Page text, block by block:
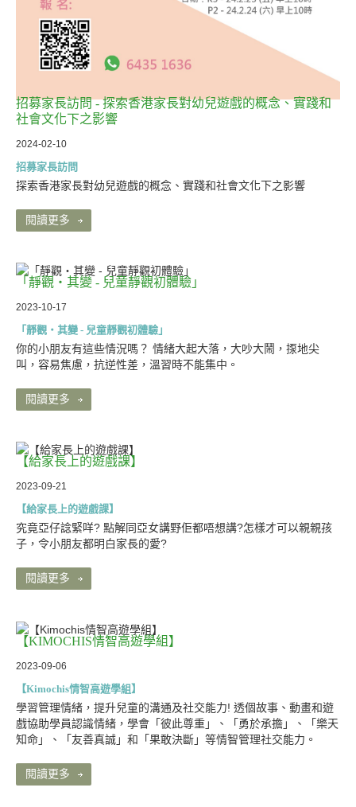
招募家長訪問 - 探索香港家長對幼兒遊戲的概念、實踐和
社會文化下之影響
2024-02-10
招募家長訪問
探索香港家長對幼兒遊戲的概念、實踐和社會文化下之影響
閱讀更多
「靜觀‧其變 - 兒童靜觀初體驗」
2023-10-17
「靜觀‧其變 - 兒童靜觀初體驗」
你的小朋友有這些情況嗎？ 情緒大起大落，大吵大鬧，揼地尖
叫，容易焦慮，抗逆性差，溫習時不能集中。
閱讀更多
【給家長上的遊戲課】
2023-09-21
【給家長上的遊戲課】
究竟亞仔諗緊咩? 點解同亞女講野佢都唔想講?怎樣才可以親親孩
子，令小朋友都明白家長的愛?
閱讀更多
【KIMOCHIS情智高遊學組】
2023-09-06
【Kimochis情智高遊學組】
學習管理情緒，提升兒童的溝通及社交能力! 透個故事、動畫和遊
戲協助學員認識情緒，學會「彼此尊重」、「勇於承擔」、「樂天
知命」、「友善真誠」和「果敢決斷」等情智管理社交能力。
閱讀更多